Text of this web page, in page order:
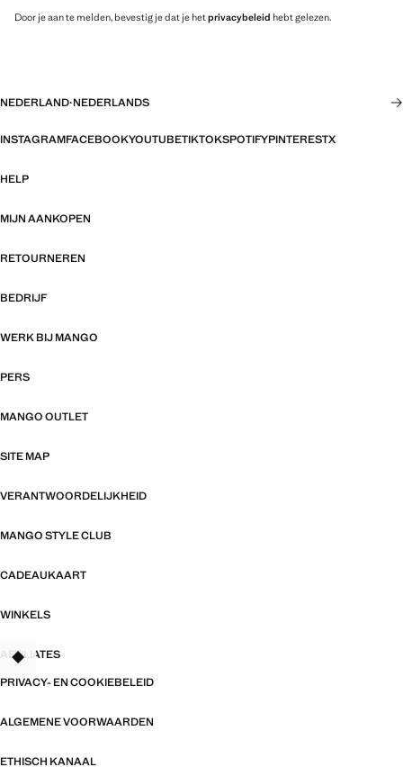
Door je aan te melden, bevestig je dat je hetprivacybeleid hebt gelezen.
NEDERLAND·NEDERLANDS
INSTAGRAMFACEBOOKYOUTUBETIKTOKSPOTIFYPINTERESTX
HELP
MIJN AANKOPEN
RETOURNEREN
BEDRIJF
WERK BIJ MANGO
PERS
MANGO OUTLET
SITE MAP
VERANTWOORDELIJKHEID
MANGO STYLE CLUB
CADEAUKAART
WINKELS
AFFILIATES
PRIVACY- EN COOKIEBELEID
ALGEMENE VOORWAARDEN
ETHISCH KANAAL